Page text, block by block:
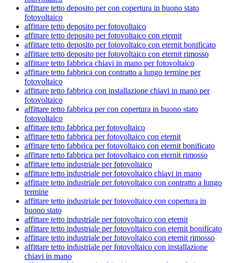
affittare tetto deposito per con copertura in buono stato
fotovoltaico
affittare tetto deposito per fotovoltaico
affittare tetto deposito per fotovoltaico con eternit
affittare tetto deposito per fotovoltaico con eternit bonificato
affittare tetto deposito per fotovoltaico con eternit rimosso
affittare tetto fabbrica chiavi in mano per fotovoltaico
affittare tetto fabbrica con contratto a lungo termine per
fotovoltaico
affittare tetto fabbrica con installazione chiavi in mano per
fotovoltaico
affittare tetto fabbrica per con copertura in buono stato
fotovoltaico
affittare tetto fabbrica per fotovoltaico
affittare tetto fabbrica per fotovoltaico con eternit
affittare tetto fabbrica per fotovoltaico con eternit bonificato
affittare tetto fabbrica per fotovoltaico con eternit rimosso
affittare tetto industriale per fotovoltaico
affittare tetto industriale per fotovoltaico chiavi in mano
affittare tetto industriale per fotovoltaico con contratto a lungo
termine
affittare tetto industriale per fotovoltaico con copertura in
buono stato
affittare tetto industriale per fotovoltaico con eternit
affittare tetto industriale per fotovoltaico con eternit bonificato
affittare tetto industriale per fotovoltaico con eternit rimosso
affittare tetto industriale per fotovoltaico con installazione
chiavi in mano